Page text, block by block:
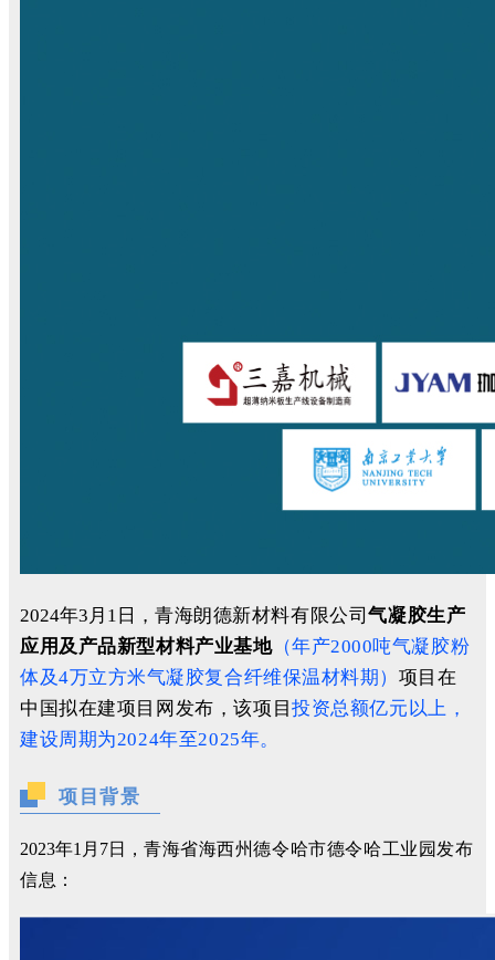
2024年3月1日， 青海朗德新材料有限公司气凝胶生产
应用及产品新型材料产业基地（年产2000吨气凝胶粉
体及4万立方米气凝胶复合纤维保温材料期） 项目在
中国拟在建项目网发布，该项目投资总额亿元以上，
建设周期为2024年至2025年。
项目背景
2023年1月7日， 青海省海西州德令哈市德令哈工业园发布
信息：